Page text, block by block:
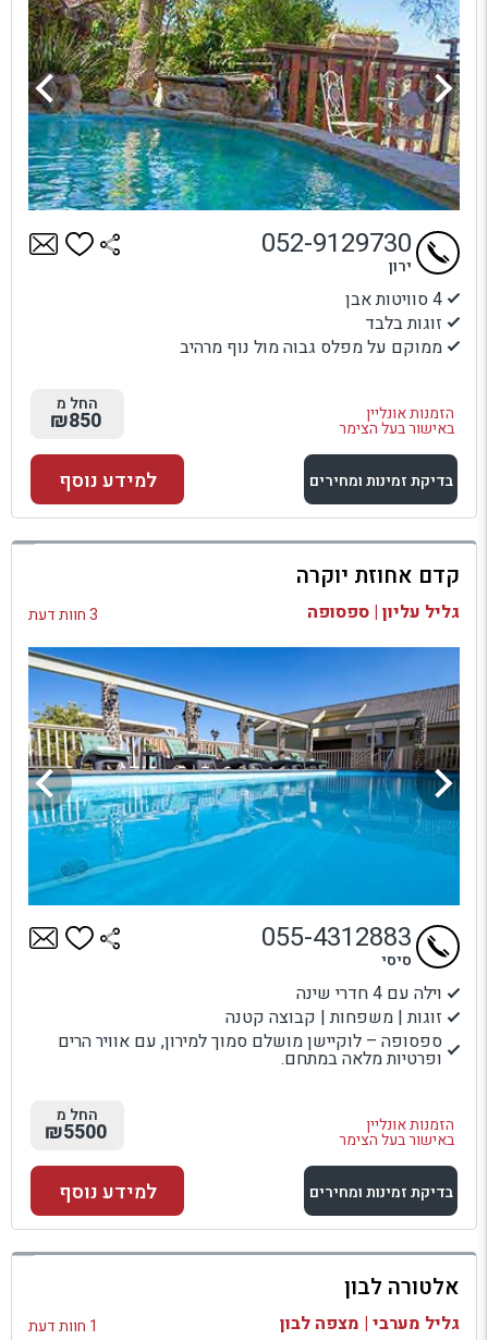
4 סוויטות אבן
זוגות בלבד
ממוקם על מפלס גבוה מול נוף מרהיב
הזמנות אונליין
באישור בעל הצימר
052-9129730
ירון
החל מ
₪850
בדיקת זמינות ומחירים
למתחם זה
בדיקת זמינות ומחירים
למידע נוסף
קדם אחוזת יוקרה
גליל עליון | ספסופה 3 חוות דעת
וילה עם 4 חדרי שינה
זוגות | משפחות | קבוצה קטנה
ספסופה – לוקיישן מושלם סמוך למירון, עם אוויר הרים
ופרטיות מלאה במתחם.
הזמנות אונליין
באישור בעל הצימר
055-4312883
סיסי
החל מ
₪5500
בדיקת זמינות ומחירים
למתחם זה
בדיקת זמינות ומחירים
למידע נוסף
אלטורה לבון
גליל מערבי | מצפה לבון 1 חוות דעת